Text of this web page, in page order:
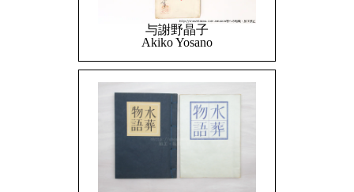
与謝野晶子
Akiko Yosano